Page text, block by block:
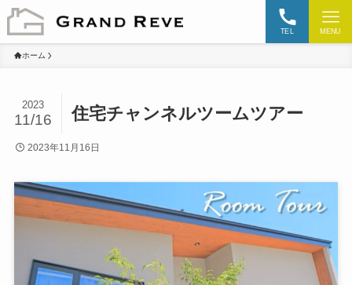
TEL MENU
ホーム
住宅チャンネルツームツアー
2023
11/16
2023年11月16日